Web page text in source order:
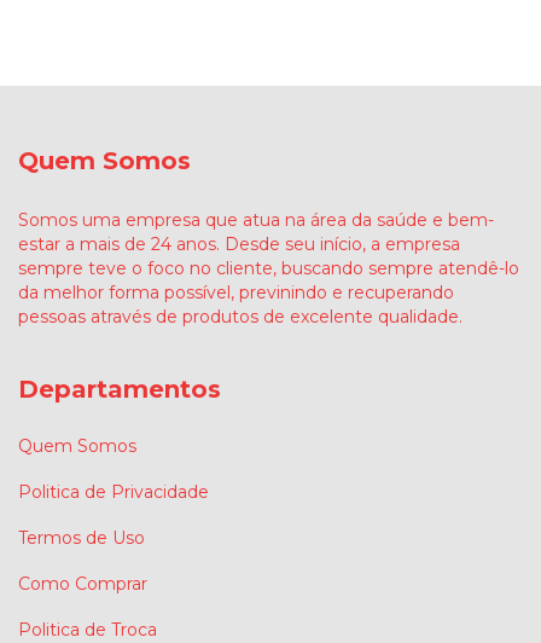
Quem Somos
Somos uma empresa que atua na área da saúde e bem-
estar a mais de 24 anos. Desde seu início, a empresa
sempre teve o foco no cliente, buscando sempre atendê-lo
da melhor forma possível, previnindo e recuperando
pessoas através de produtos de excelente qualidade.
Departamentos
Quem Somos
Politica de Privacidade
Termos de Uso
Como Comprar
Politica de Troca